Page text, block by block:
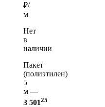
₽/
м
Нет
в
наличии
Пакет
(полиэтилен)
5
м —
3 50125